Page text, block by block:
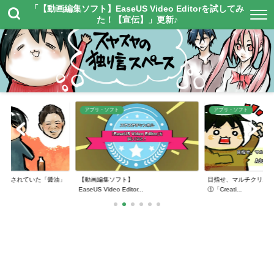
「【動画編集ソフト】EaseUS Video Editorを試してみ
た！【宣伝】」更新♪
介されていた「醤油」
アプリ・ソフト
【動画編集ソフト】
EaseUS Video Editor...
アプリ・ソフト
目指せ、マルチクリエ
①「Creati...